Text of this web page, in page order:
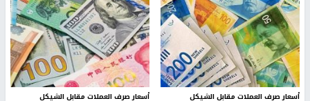
أسعار صرف العملات مقابل الشيكل أسعار صرف العملات مقابل الشيكل